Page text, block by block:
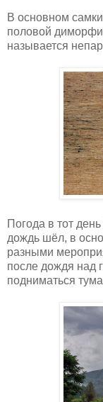
В основном
половой
называется
Погода в тот
дождь шёл, в
разными
после дождя над
подниматься